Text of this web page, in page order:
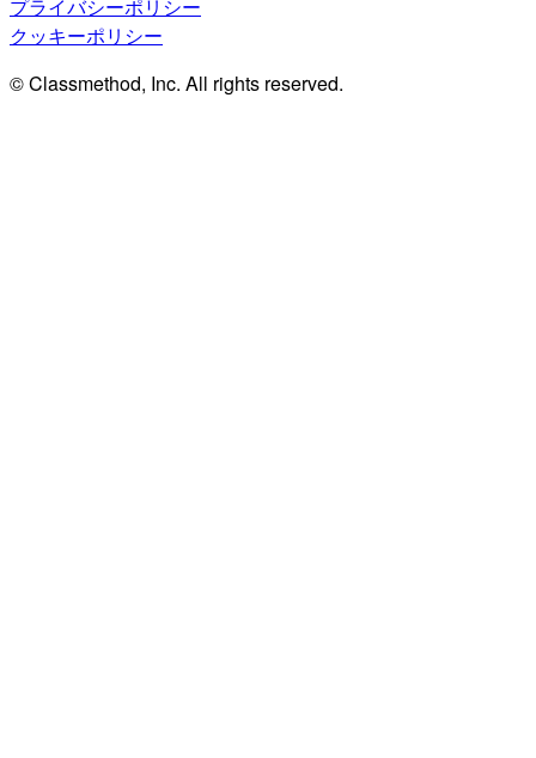
プライバシーポリシー
クッキーポリシー
© Classmethod, Inc. All rights reserved.